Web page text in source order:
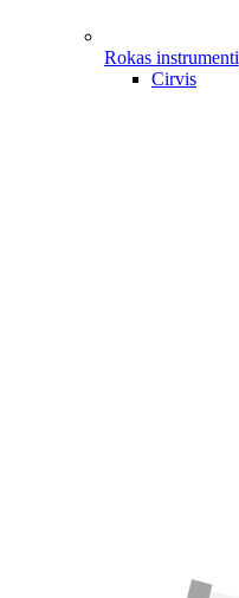
Rokas instrumenti
Cirvis